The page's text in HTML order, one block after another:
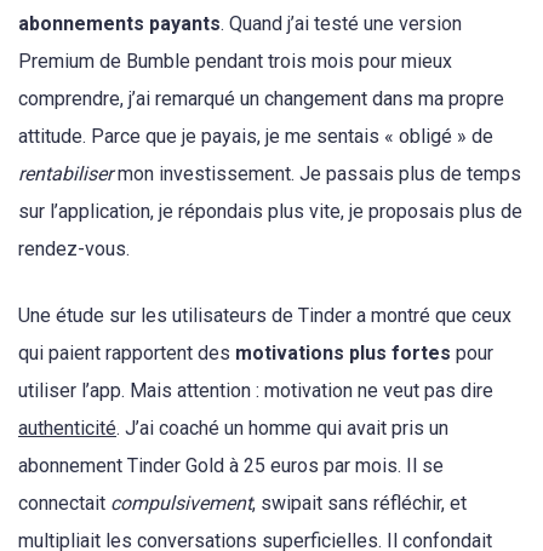
abonnements payants. Quand j’ai testé une version
Premium de Bumble pendant trois mois pour mieux
comprendre, j’ai remarqué un changement dans ma propre
attitude. Parce que je payais, je me sentais « obligé » de
rentabilisermon investissement. Je passais plus de temps
sur l’application, je répondais plus vite, je proposais plus de
rendez-vous.
Une étude sur les utilisateurs de Tinder a montré que ceux
qui paient rapportent des motivations plus fortes pour
utiliser l’app. Mais attention : motivation ne veut pas dire
authenticité. J’ai coaché un homme qui avait pris un
abonnement Tinder Gold à 25 euros par mois. Il se
connectait compulsivement, swipait sans réfléchir, et
multipliait les conversations superficielles. Il confondait